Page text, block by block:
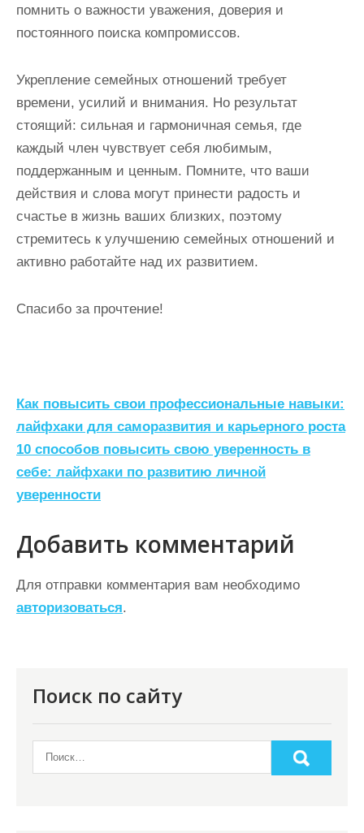
помнить о важности уважения, доверия и
постоянного поиска компромиссов.
Укрепление семейных отношений требует
времени, усилий и внимания. Но результат
стоящий: сильная и гармоничная семья, где
каждый член чувствует себя любимым,
поддержанным и ценным. Помните, что ваши
действия и слова могут принести радость и
счастье в жизнь ваших близких, поэтому
стремитесь к улучшению семейных отношений и
активно работайте над их развитием.
Спасибо за прочтение!
Н
а
в
и
г
а
ц
и
я
Как повысить свои профессиональные навыки:
лайфхаки для саморазвития и карьерного роста
10 способов повысить свою уверенность в
себе: лайфхаки по развитию личной
уверенности
Добавить комментарий
Для отправки комментария вам необходимо
авторизоваться.
Поиск по сайту